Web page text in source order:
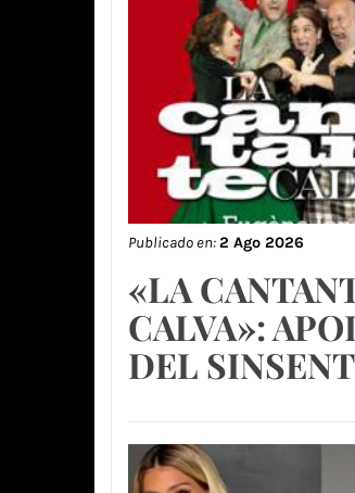
Publicado en:2 Ago 2026
«LA
CALVA»:
DEL